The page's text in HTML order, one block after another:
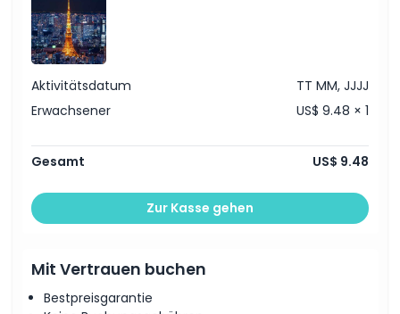
Aktivitätsdatum
TT MM, JJJJ
Erwachsener
US$ 9.48 × 1
Gesamt US$ 9.48
Zur Kasse gehen
Mit Vertrauen buchen
Bestpreisgarantie